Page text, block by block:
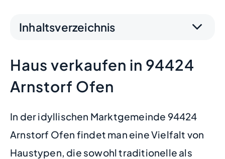
Inhaltsverzeichnis
Haus verkaufen in 94424
Arnstorf Ofen
In der idyllischen Marktgemeinde 94424
Arnstorf Ofen findet man eine Vielfalt von
Haustypen, die sowohl traditionelle als